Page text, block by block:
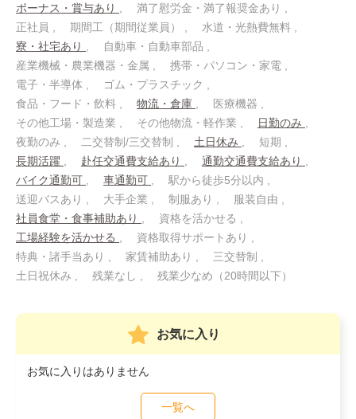
ボーナス・賞与あり
満了慰労金・満了報奨金あり
正社員
期間工（期間従業員）
水道・光熱費無料
寮・社宅あり
自動車・自動車部品
産業機械・農業機器・金属
携帯・パソコン・家電
電子・半導体
ゴム・プラスチック
食品・フード・飲料
物流・倉庫
医療機器
その他工場・製造業
その他物流・軽作業
日勤のみ
夜勤のみ
二交替制/三交替制 土日休み
短期
長期活躍
赴任交通費支給あり
通勤交通費支給あり
バイク通勤可
車通勤可
駅から徒歩5分以内
送迎バスあり
大手企業 制服あり
服装自由
社員食堂・食事補助あり
資格を活かせる
工場経験を活かせる
資格取得サポートあり
特典・諸手当あり
家賃補助あり
三交替制
土日祝休み
残業なし 残業少なめ（20時間以下）
お気に入り
お気に入りはありません
一覧へ